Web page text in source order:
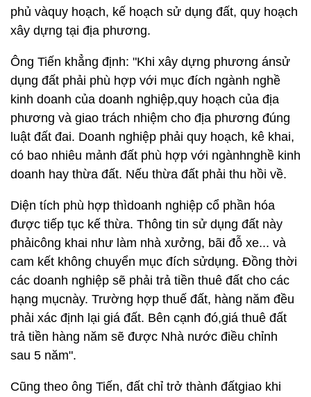
phủ vàquy hoạch, kế hoạch sử dụng đất, quy hoạch
xây dựng tại địa phương.
Ông Tiến khẳng định: "Khi xây dựng phương ánsử
dụng đất phải phù hợp với mục đích ngành nghề
kinh doanh của doanh nghiệp,quy hoạch của địa
phương và giao trách nhiệm cho địa phương đúng
luật đất đai. Doanh nghiệp phải quy hoạch, kê khai,
có bao nhiêu mảnh đất phù hợp với ngànhnghề kinh
doanh hay thừa đất. Nếu thừa đất phải thu hồi về.
Diện tích phù hợp thìdoanh nghiệp cổ phần hóa
được tiếp tục kế thừa. Thông tin sử dụng đất này
phảicông khai như làm nhà xưởng, bãi đỗ xe... và
cam kết không chuyển mục đích sửdụng. Đồng thời
các doanh nghiệp sẽ phải trả tiền thuê đất cho các
hạng mụcnày. Trường hợp thuế đất, hàng năm đều
phải xác định lại giá đất. Bên cạnh đó,giá thuê đất
trả tiền hàng năm sẽ được Nhà nước điều chỉnh
sau 5 năm".
Cũng theo ông Tiến, đất chỉ trở thành đấtgiao khi